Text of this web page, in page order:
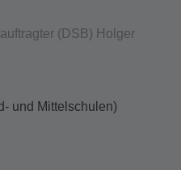
(DSB) Holger
und Mittelschulen)